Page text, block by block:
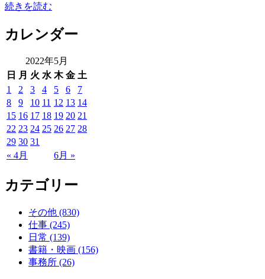
続きを読む
カレンダー
2022年5月
日 月 火 水 木 金 土
« 4月 6月 »
1 2 3 4 5 6
7
8
9 10 11 12 13 14
15 16 17 18 19 20 21
22 23 24 25 26 27 28
29 30 31
カテゴリー
その他 (830)
仕事 (245)
日常 (139)
書籍・映画 (156)
事務所 (26)